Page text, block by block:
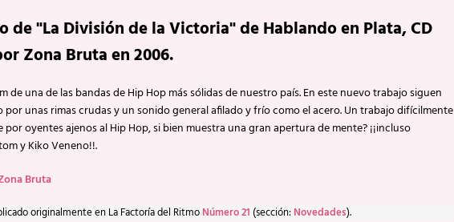
de "La División de la Victoria" de Hablando en Plata, CD
Zona Bruta en 2006.
de una de las bandas de Hip Hop más sólidas de nuestro país. En este nuevo trabajo siguen
por unas rimas crudas y un sonido general afilado y frío como el acero. Un trabajo difícilmente
oyentes ajenos al Hip Hop, si bien muestra una gran apertura de mente? ¡¡incluso
y Kiko Veneno!!.
Bruta
originalmente en La Factoría del Ritmo Número 21 (sección: Novedades).